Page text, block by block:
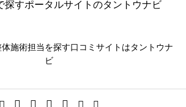
施術担当を探す口コミサイトはタントウナ
ビ